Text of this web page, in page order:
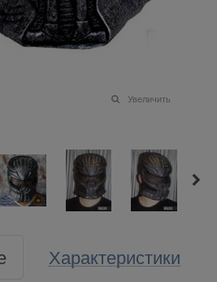
Увеличить
Характеристики